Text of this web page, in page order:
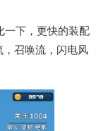
下，更快的装配
召唤流，闪电风